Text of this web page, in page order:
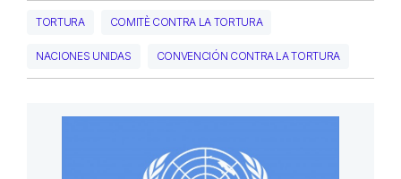
TORTURA COMITÈ CONTRA LA TORTURA
NACIONES UNIDAS CONVENCIÓN CONTRA LA TORTURA